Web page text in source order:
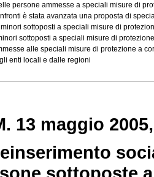
persone ammesse a speciali misure di
è stata avanzata una proposta di
sottoposti a speciali misure di
sottoposti a speciali misure di protezione
alle speciali misure di protezione a
enti locali e dalle regioni
13 maggio